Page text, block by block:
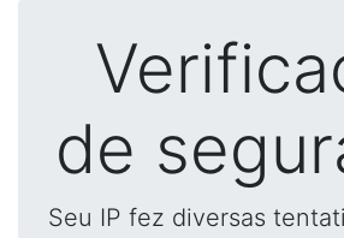
de
Seu IP fez diversas